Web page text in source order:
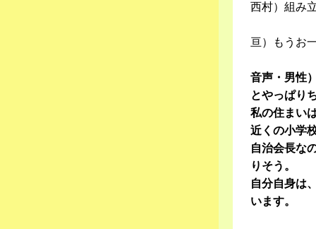
西村）組み
亘）もうお
音声・男性
とやっぱり
私の住まい
近くの小学
自治会長な
りそう。
自分自身は
います。